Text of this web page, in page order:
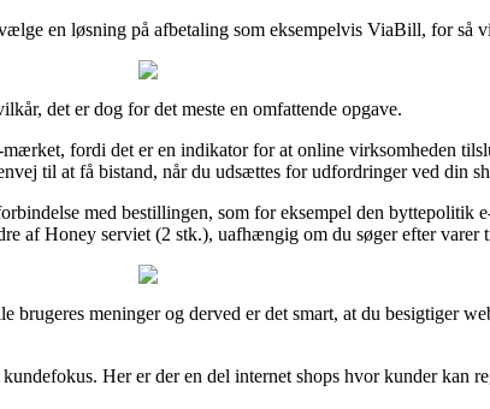
en løsning på afbetaling som eksempelvis ViaBill, for så
det er dog for det meste en omfattende opgave.
fordi det er en indikator for at online virksomheden
til at få bistand, når du udsættes for udfordringer ved din
med bestillingen, som for eksempel den byttepolitik
af Honey serviet (2 stk.), uafhængig om du søger efter varer
meninger og derved er det smart, at du besigtiger
Her er der en del internet shops hvor kunder kan